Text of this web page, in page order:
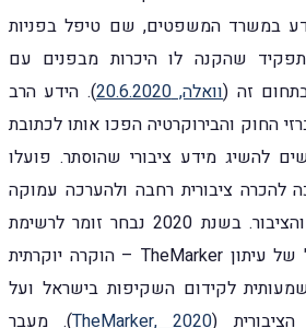
במשרד המשפטים, שם טיפל בפניות
שהקנה לו היכרות מבפנים עם
זה (וואלה, 20.6.2020
). הידע הרב
החוק והבירוקרטיה הפכו אותו לכתובת
להשיג מידע ציבורי שהוסתר. פועלו
להכרה ציבורית רחבה ולהערכה עמוקה
מצד מומחים, עיתונאים והציבור. בשנת 2020 נבחר זומר לרשימת
"40 הצעירים המבטיחים" של עיתון TheMarker – הוקרה יוקרתית
לקידום השקיפות בישראל ועל
(
TheMarker, 2020). מעבר